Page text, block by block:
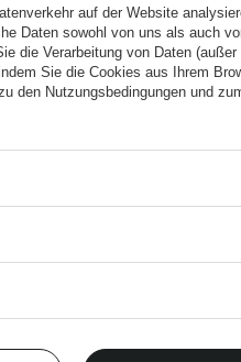
A+ Muscle Essence -
15,99 €
auf der Website
Daten sowohl von uns als auch
die Verarbeitung von Daten (außer
Sie die Cookies aus Ihrem
den Nutzungsbedingungen und